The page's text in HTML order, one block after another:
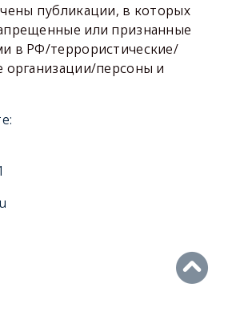
публикации, в которых
или признанные
в РФ/террористические/
организации/персоны и